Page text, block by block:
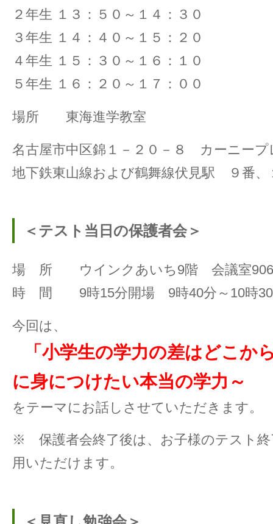
２年生 １３：５０～１４：３０
３年生 １４：４０～１５：２０
４年生 １５：３０～１６：１０
５年生 １６：２０～１７：００
場所 東海進学教室
名古屋市中区錦１－２０－８ カーニープ
地下鉄東山線および鶴舞線伏見駅 ９番、
＜テスト当日の保護者会＞
場 所 ウインクあいち9階 会議室906
時 間 9時15分開場 9時40分～10時
今回は、
「小学生の学力の差はどこか
に身につけたい本当の学力～
をテーマにお話しさせていただきます。
※ 保護者会終了後は、お子様のテスト終
用いただけます。